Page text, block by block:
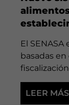
El
basadas
LEER MÁS